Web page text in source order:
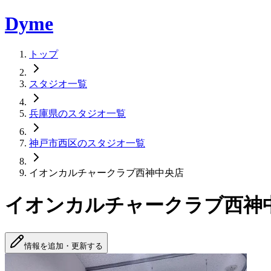
Dyme
トップ
スタジオ一覧
兵庫県のスタジオ一覧
神戸市西区のスタジオ一覧
イオンカルチャークラブ西神中央店
イオンカルチャークラブ西神
情報を追加・更新する